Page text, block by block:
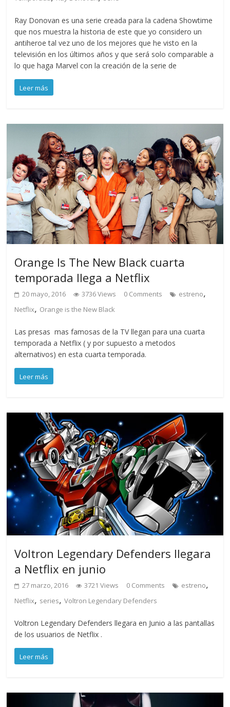
Ray Donovan es una serie creada para la cadena Showtime
que nos muestra la historia de este que yo considero un
antiheroe tal vez uno de los mejores que he visto en la
televisión en los últimos años y que será solo comparable a
lo que haga Marvel con la creación de la serie de
Leer más
Orange Is The New Black cuarta
temporada llega a Netflix
20 mayo, 2016 3736 Views 0 Comments estreno,
Netflix, Orange is the New Black
Las presas mas famosas de la TV llegan para una cuarta
temporada a Netflix ( y por supuesto a metodos
alternativos) en esta cuarta temporada.
Leer más
Voltron Legendary Defenders llegara
a Netflix en junio
27 marzo, 2016 3721 Views 0 Comments estreno,
Netflix, series,Voltron Legendary Defenders
Voltron Legendary Defenders llegara en Junio a las pantallas
de los usuarios de Netflix .
Leer más